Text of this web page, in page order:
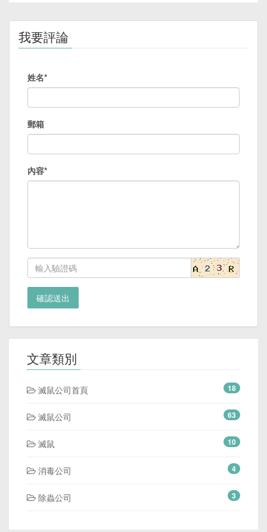
我要評論
姓名*
郵箱
內容*
確認送出
文章類別
滅鼠公司首頁 18
滅鼠公司 63
滅鼠 10
消毒公司 4
除蟲公司 3